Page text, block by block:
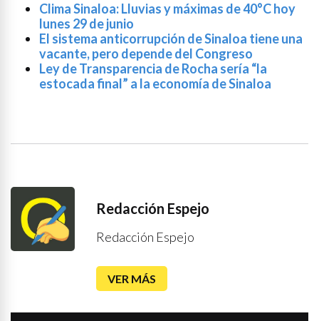
Clima Sinaloa: Lluvias y máximas de 40°C hoy
lunes 29 de junio
El sistema anticorrupción de Sinaloa tiene una
vacante, pero depende del Congreso
Ley de Transparencia de Rocha sería “la
estocada final” a la economía de Sinaloa
Redacción Espejo
Redacción Espejo
VER MÁS